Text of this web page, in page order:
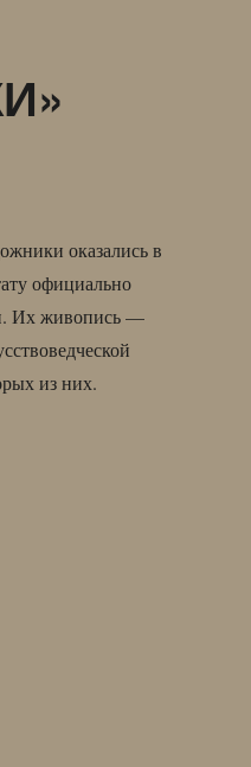
оказались в
официально
Их живопись —
из них.